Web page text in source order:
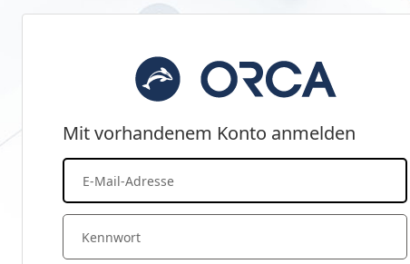
Mit vorhandenem Konto anmelden